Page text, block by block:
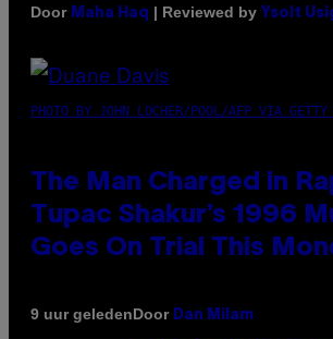
Door Maha Haq | Reviewed by Ysolt
PHOTO BY JOHN LOCHER/POOL/AFP VIA GETTY
The Man Charged in
Tupac Shakur’s 1996
Goes On Trial This
9 uur geledenDoor Dan Milam